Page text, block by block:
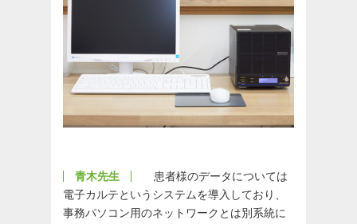
青木先生
患者様のデータについては
電子カルテというシステムを導入しており、
事務パソコン用のネットワークとは別系統に